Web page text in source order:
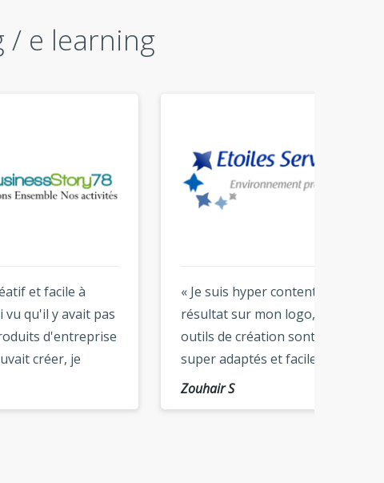
/ e learning
à
pas
pour
« Je suis hyper content du
résultat sur mon logo, les
outils de création sont
super adaptés et facile à
prendre en main, un grand
merci »